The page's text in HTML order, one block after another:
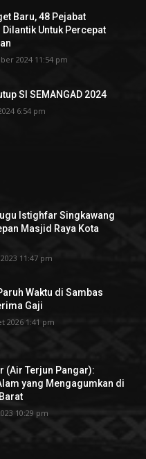
Baru, 48 Pejabat
Untuk Percepat
2024 11:54 pm
SI SEMANGAD 2024
6:54 pm
Istighfar Singkawang
Masjid Raya Kota
11:47 pm
Waktu di Sambas
Gaji
2026 1:41 pm
(Air Terjun Pangar):
yang Mengagumkan di
10:29 pm